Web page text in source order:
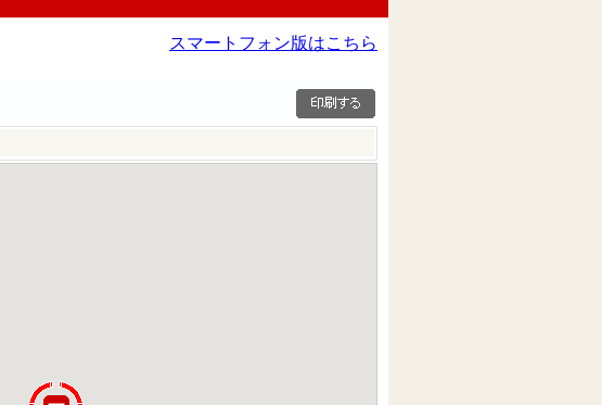
スマートフォン版はこちら